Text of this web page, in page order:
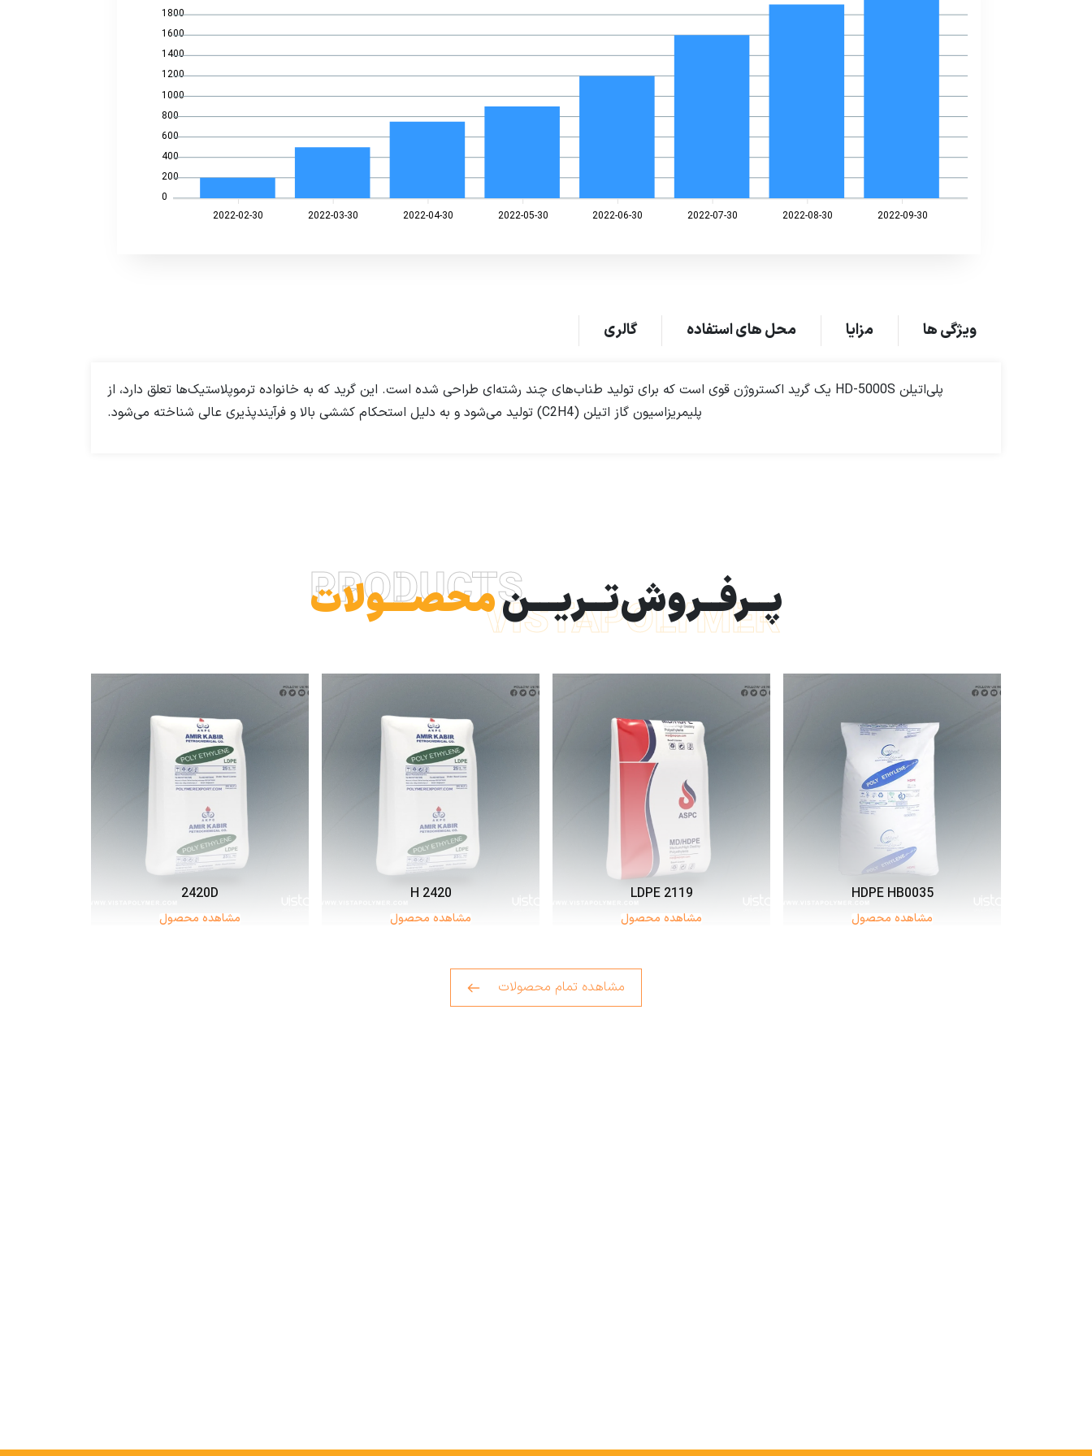
1800
1600
1400
1200
1000
800
600
400
200
0
2022-02-30
2022-03-30 2022-04-30 2022-05-30 2022-06-30 2022-07-30 2022-08-30 2022-09-30
ویژگی ها مزایا محل های استفاده گالری
پلی‌اتیلن HD-5000S یک گرید اکستروژن قوی است که برای تولید طناب‌های چند رشته‌ای طراحی شده است. این گرید که به خانواده ترموپلاستیک‌ها تعلق دارد، از
پلیمریزاسیون گاز اتیلن (C2H4) تولید می‌شود و به دلیل استحکام کششی بالا و فرآیندپذیری عالی شناخته می‌شود.
PRODUCTSپــر‌فــروش‌تــریـــنمحصـــولاتVISTAPOLYMER
HDPE HB0035
مشاهده محصول
LDPE 2119
مشاهده محصول
2420 H
مشاهده محصول
2420D
مشاهده محصول
مشاهده تمام محصولات